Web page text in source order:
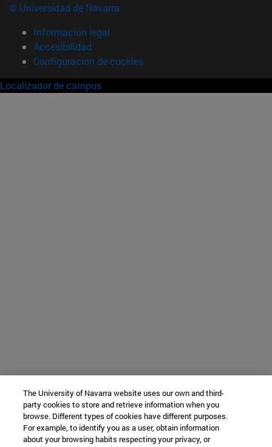
© Universidad de Navarra
Información legal
Accesibilidad
Configuración de cookies
Localizador de campus
The University of Navarra website uses our own and third-
party cookies to store and retrieve information when you
browse. Different types of cookies have different purposes.
For example, to identify you as a user, obtain information
about your browsing habits respecting your privacy, or